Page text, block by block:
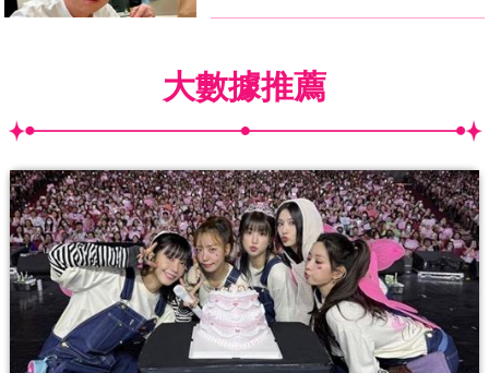
大數據推薦